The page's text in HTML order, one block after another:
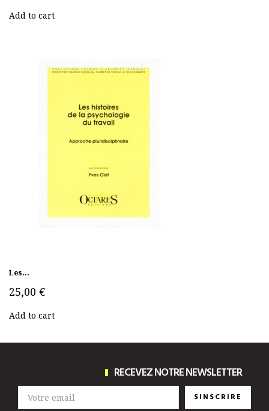
Add to cart
Les...
25,00 €
Add to cart
RECEVEZ NOTRE NEWSLETTER
SINSCRIRE